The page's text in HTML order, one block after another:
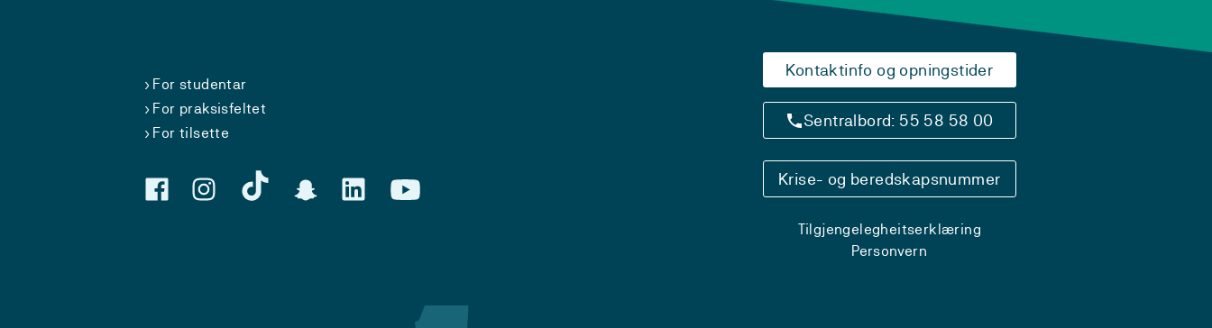
For studentar
For praksisfeltet
For tilsette
Kontaktinfo og opningstider
Sentralbord: 55 58 58 00
Krise- og beredskapsnummer
Tilgjengelegheitserklæring
Personvern